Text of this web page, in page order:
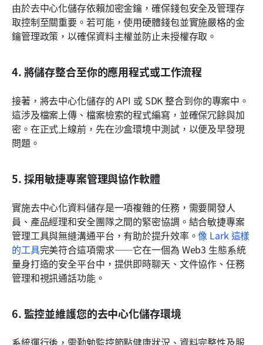
由於去中心化儲存依賴加密金鑰，確保錢包安全及管理存
取控制至關重要。若可能，使用硬體錢包並實施嚴格的金
鑰管理政策，以確保資料主權並防止未授權存取。
4. 將儲存整合至你的應用程式或工作流程
接著，將去中心化儲存的 API 或 SDK 整合到你的專案中。
這涉及檔案上傳、檔案檢索的程式編寫，並確保冗餘與加
密。在正式上線前，先在沙盒環境中測試，以便及早發現
問題。
5. 採用敏捷專案管理與協作軟體
實施去中心化資料儲存是一項複雜的任務，需要開發人
員、產品經理和安全團隊之間的緊密協調。結合敏捷專案
管理工具與無縫溝通平台，有助於提升效率。像 Lark 這樣
的工具完美符合這項需求——它在一個為 Web3 生態系統
量身打造的安全平台中，提供即時聊天、文件協作、任務
管理和視訊通話功能。
6. 監控並維護您的去中心化儲存環境
系統運行後，需勤勉監控節點健康狀況、資料完整性及服